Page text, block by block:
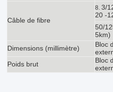
Câble de fibre
8. 3/
20 -
50/
5km)
Dimensions (millimètre)
Bloc
Poids brut
Bloc